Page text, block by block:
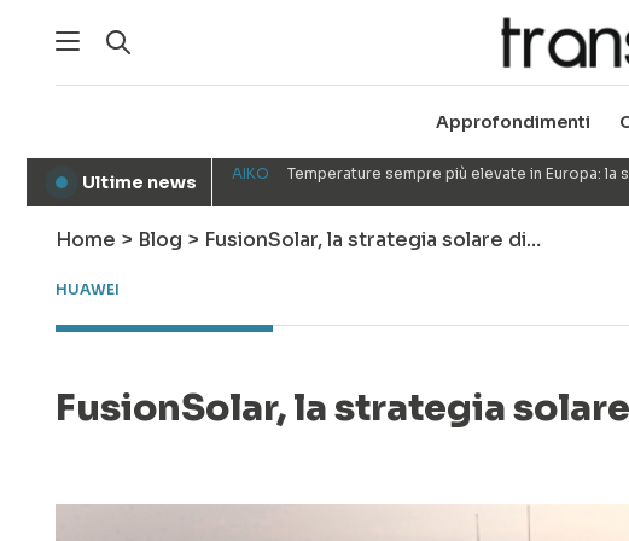
Approfondimenti
● Ultime news AIKO Temperature sempre più elevate in Europa: la
Home > Blog > FusionSolar, la strategia solare di…
HUAWEI
FusionSolar, la strategia